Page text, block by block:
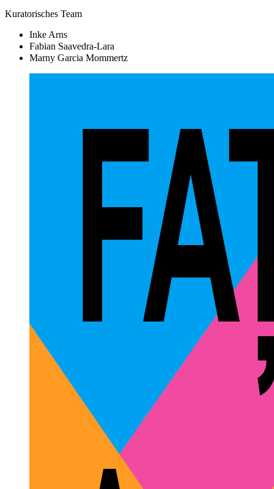
Kuratorisches Team
Inke Arns
Fabian Saavedra-Lara
Marny Garcia Mommertz